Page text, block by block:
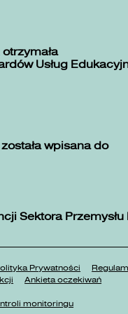
otrzymała
Usług
wpisana do
Sektora
Prywatności
Ankieta oczekiwań
monitoringu